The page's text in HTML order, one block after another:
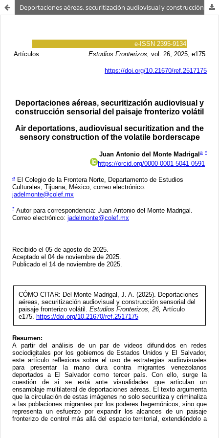
Deportaciones aéreas, securitización audiovisual y construcción sensorial del paisaje fronterizo volátil